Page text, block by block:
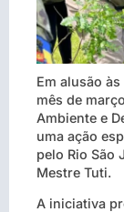
Em alusão
mês de
Ambiente e
uma ação
pelo Rio São
Mestre Tuti.
A iniciativa